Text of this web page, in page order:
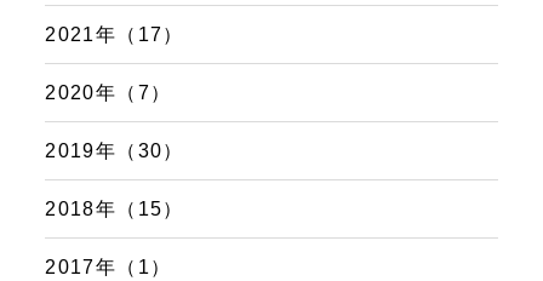
2021年（17）
2020年（7）
2019年（30）
2018年（15）
2017年（1）